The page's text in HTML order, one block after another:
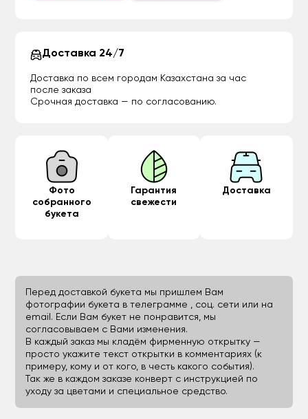
Доставка 24/7
Доставка по всем городам Казахстана за час
после заказа
Срочная доставка — по согласованию.
Фото
собранного
букета
Гарантия
свежести
Доставка
Перед доставкой букета мы пришлем Вам
фотографии букета в телеграмме , соц. сети или на
email. Если Вам букет не понравится, мы
согласовываем с Вами изменения.
В каждый заказ мы кладём фирменную открытку —
просто укажите текст открытки в комментариях (к
примеру, кому и от кого, в честь какого события).
Так же в каждом заказе конверт с инструкцией по
уходу за цветами и специальное средство.